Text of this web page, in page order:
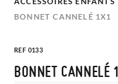
BONNET CANNELÉ 1X1
REF 0133
BONNET CANNELÉ